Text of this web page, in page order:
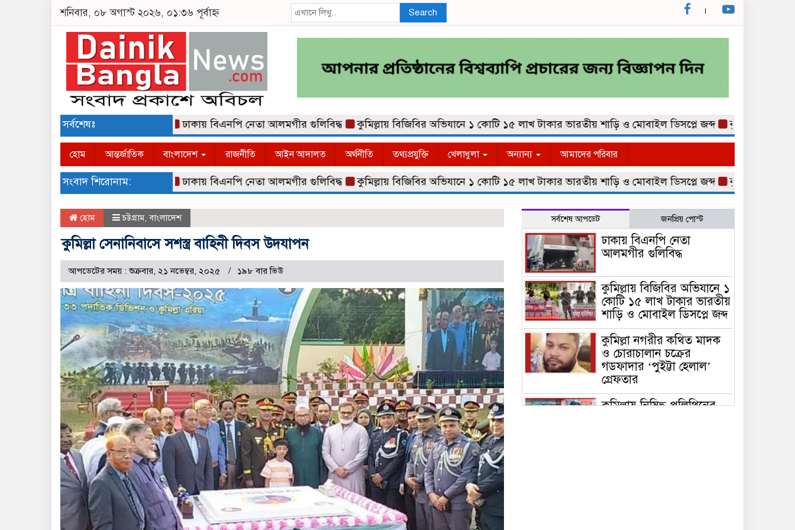
শনিবার, ০৮ অগাস্ট ২০২৬, ০১:৩৬ পূর্বাহ্ন Search
সর্বশেষঃ ঢাকায় বিএনপি নেতা আলমগীর গুলিবিদ্ধ কুমিল্লায় বিজিবির অভিযানে ১ কোটি ১৫ লাখ টাকার ভারতীয় শাড়ি ও মোবাইল ডিসপ্লে জব্দ কুমিল্লা নগরীর কথিত
হোম আন্তর্জাতিক বাংলাদেশ রাজনীতি আইন আদালত অর্থনীতি তথ্যপ্রযুক্তি খেলাধুলা অন্যান্য আমাদের পরিবার
সংবাদ শিরোনাম: ঢাকায় বিএনপি নেতা আলমগীর গুলিবিদ্ধ কুমিল্লায় বিজিবির অভিযানে ১ কোটি ১৫ লাখ টাকার ভারতীয় শাড়ি ও মোবাইল ডিসপ্লে জব্দ কুমিল্লা নগরীর কথিত
হোম চট্টগ্রাম,বাংলাদেশ
কুমিল্লা সেনানিবাসে সশস্ত্র বাহিনী দিবস উদযাপন
আপডেটের সময় : শুক্রবার, ২১ নভেম্বর, ২০২৫ ১৯৮ বার ভিউ
সর্বশেষ আপডেট জনপ্রিয় পোস্ট
ঢাকায় বিএনপি নেতা
আলমগীর গুলিবিদ্ধ
কুমিল্লায় বিজিবির অভিযানে ১
কোটি ১৫ লাখ টাকার ভারতীয়
শাড়ি ও মোবাইল ডিসপ্লে জব্দ
কুমিল্লা নগরীর কথিত মাদক
ও চোরাচালান চক্রের
গডফাদার ‘পুইট্টা হেলাল’
গ্রেফতার
কুমিল্লায় নিষিদ্ধ পলিথিনের